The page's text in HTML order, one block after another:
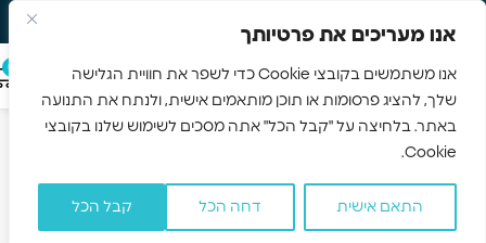
אנו מעריכים את פרטיותך
אנו משתמשים בקובצי Cookie כדי לשפר את חוויית הגלישה
שלך, להציג פרסומות או תוכן מותאמים אישית, ולנתח את התנועה
באתר. בלחיצה על "קבל הכל" אתה מסכים לשימוש שלנו בקובצי
Cookie.
התאם אישית דחה הכל קבל הכל
Skip to main content
0
איך לבחור
מוצרים לשיער
שמתאימים
בדיוק לסוג
השיער שלך